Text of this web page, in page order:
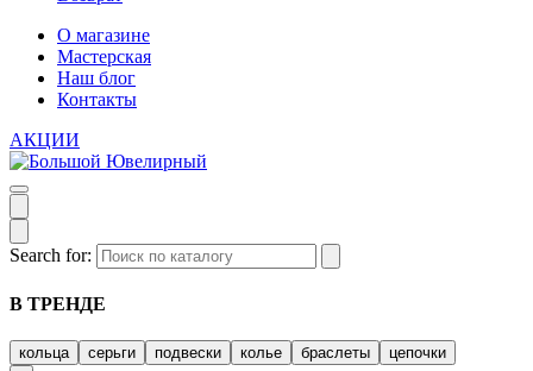
О магазине
Мастерская
Наш блог
Контакты
АКЦИИ
Search for:
В ТРЕНДЕ
кольца серьги подвески колье браслеты цепочки